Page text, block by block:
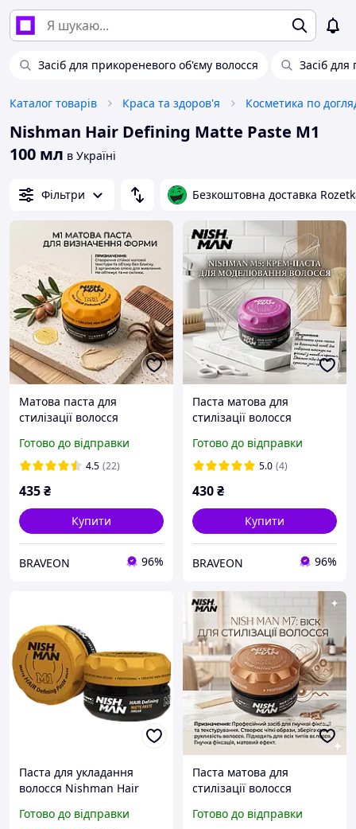
Засіб для прикореневого об'єму волосся Засіб для
Каталог товарів Краса та здоров'я Косметика по
Nishman Hair Defining Matte Paste M1
100 мл в Україні
Фільтри Безкоштовна доставка
Матова паста для
стилізації волосся
Matte Paste M1 100 мл
(NMN-100-M1)
Готово до відправки
4.5 (22)
435₴
Купити
BRAVEON 96%
Паста матова для
стилізації волосся
Sculpting Matte Paste M5
100 мл (NMN-100-M5)
Готово до відправки
5.0 (4)
430₴
Купити
BRAVEON 96%
Паста для укладання
волосся Nishman Hair
100 мл
Готово до відправки
Паста матова для
стилізації волосся
M7 100 мл (NMN-126-M7)
Готово до відправки